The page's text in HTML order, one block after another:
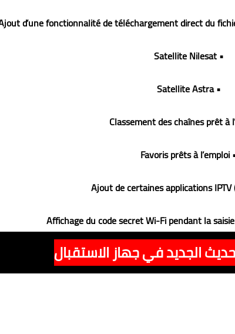
• Satellite Nilesat
• Satellite Astra
• Favoris
الجديد في جهاز الاستقبال